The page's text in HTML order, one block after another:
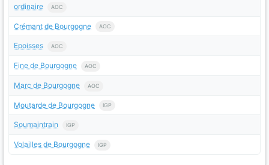
ordinaire
AOC
Crémant de Bourgogne AOC
Epoisses AOC
Fine de Bourgogne AOC
Marc de Bourgogne AOC
Moutarde de Bourgogne IGP
Soumaintrain IGP
Volailles de Bourgogne IGP